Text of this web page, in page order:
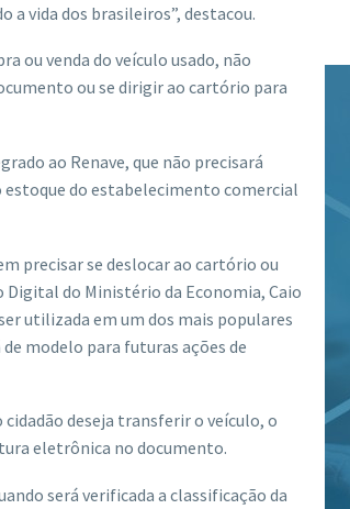
a vida dos brasileiros”, destacou.
ou venda do veículo usado, não
ou se dirigir ao cartório para
ao Renave, que não precisará
estoque do estabelecimento comercial
precisar se deslocar ao cartório ou
do Ministério da Economia, Caio
utilizada em um dos mais populares
modelo para futuras ações de
deseja transferir o veículo, o
eletrônica no documento.
será verificada a classificação da